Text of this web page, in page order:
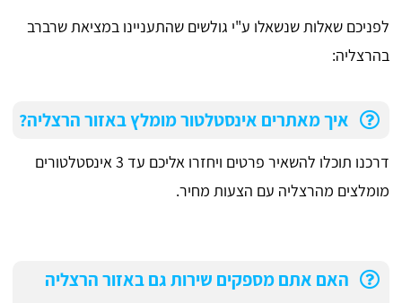
לפניכם שאלות שנשאלו ע"י גולשים שהתעניינו במציאת שרברב
בהרצליה:
איך מאתרים אינסטלטור מומלץ באזור הרצליה?
דרכנו תוכלו להשאיר פרטים ויחזרו אליכם עד 3 אינסטלטורים
מומלצים מהרצליה עם הצעות מחיר.
האם אתם מספקים שירות גם באזור הרצליה